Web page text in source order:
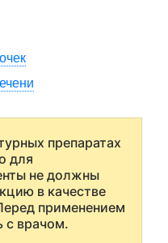
препаратах
для
не должны
в качестве
применением
с врачом.